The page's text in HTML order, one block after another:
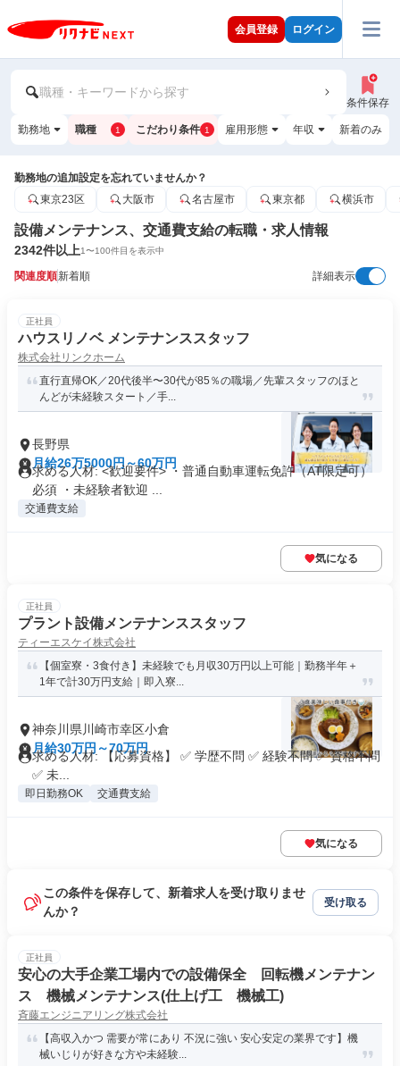
会員登録 ログイン
職種・キーワードから探す
条件保存
勤務地 職種 1 こだわり条件 1 雇用形態 年収 新着のみ
勤務地の追加設定を忘れていませんか？
東京23区
大阪市 名古屋市 東京都 横浜市
設備メンテナンス、交通費支給の転職・求人情報
2342件以上1〜100件目を表示中
関連度順新着順 詳細表示
正社員
ハウスリノベ メンテナンススタッフ
株式会社リンクホーム
直行直帰OK／20代後半〜30代が85％の職場／先輩スタッフのほと
んどが未経験スタート／手...
長野県
月給26万5000円～60万円
求める人材: <歓迎要件> ・普通自動車運転免許（AT限定可）
必須 ・未経験者歓迎 ...
交通費支給
気になる
正社員
プラント設備メンテナンススタッフ
ティーエスケイ株式会社
【個室寮・3食付き】未経験でも月収30万円以上可能｜勤務半年＋
1年で計30万円支給｜即入寮...
神奈川県川崎市幸区小倉
月給30万円～70万円
求める人材: 【応募資格】 ✅ 学歴不問 ✅ 経験不問 ✅ 資格不問
✅ 未...
即日勤務OK 交通費支給
気になる
この条件を保存して、新着求人を受け取りませ
んか？
受け取る
正社員
安心の大手企業工場内での設備保全 回転機メンテナン
ス 機械メンテナンス(仕上げ工 機械工)
斉藤エンジニアリング株式会社
【高収入かつ 需要が常にあり 不況に強い 安心安定の業界です】機
械いじりが好きな方や未経験...